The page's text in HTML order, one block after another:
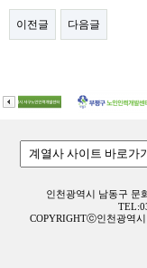
이전글 다음글
인천광역시 남동구 문
COPYRIGHTⓒ인천광역시